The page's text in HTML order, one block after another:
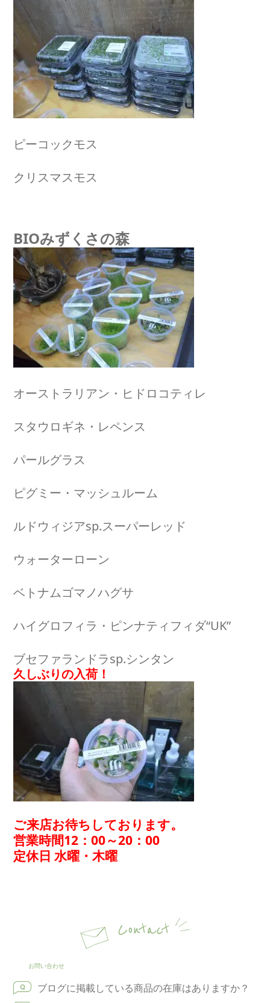
ピーコックモス
クリスマスモス
BIOみずくさの森
オーストラリアン・ヒドロコティレ
スタウロギネ・レペンス
パールグラス
ピグミー・マッシュルーム
ルドウィジアsp.スーパーレッド
ウォーターローン
ベトナムゴマノハグサ
ハイグロフィラ・ピンナティフィダ“UK”
ブセファランドラsp.シンタン
久しぶりの入荷！
ご来店お待ちしております。
営業時間12：00～20：00
定休日 水曜・木曜
Contact
お問い合わせ
ブログに掲載している商品の在庫はありますか？